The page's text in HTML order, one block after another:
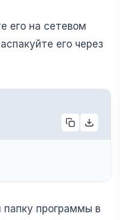
его на сетевом
его через
программы в